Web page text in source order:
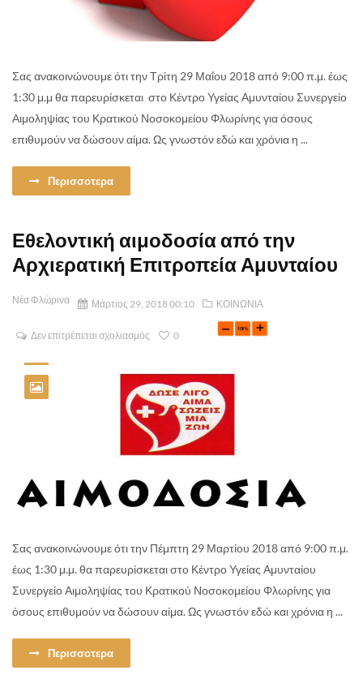
Σας ανακοινώνουμε ότι την Τρίτη 29 Μαΐου 2018 από 9:00 π.μ. έως
1:30 μ.μ θα παρευρίσκεται στο Κέντρο Υγείας Αμυνταίου Συνεργείο
Αιμοληψίας του Κρατικού Νοσοκομείου Φλωρίνης για όσους
επιθυμούν να δώσουν αίμα. Ως γνωστόν εδώ και χρόνια η ...
Περισσοτερα
Εθελοντική αιμοδοσία από την
Αρχιερατική Επιτροπεία Αμυνταίου
Νέα Φλώρινα Μάρτιος 29, 2018 00:10 ΚΟΙΝΩΝΙΑ
Δεν επιτρέπεται σχολιασμός 0
Σας ανακοινώνουμε ότι την Πέμπτη 29 Μαρτίου 2018 από 9:00 π.μ.
έως 1:30 μ.μ. θα παρευρίσκεται στο Κέντρο Υγείας Αμυνταίου
Συνεργείο Αιμοληψίας του Κρατικού Νοσοκομείου Φλωρίνης για
όσους επιθυμούν να δώσουν αίμα. Ως γνωστόν εδώ και χρόνια η ...
Περισσοτερα